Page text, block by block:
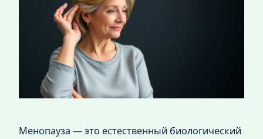
Менопауза — это естественный биологический